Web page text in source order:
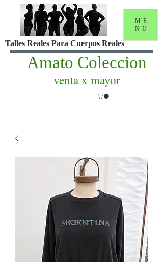
Talles Reales Para Cuerpos Reales
Amato Coleccion
venta x mayor
ME
NU